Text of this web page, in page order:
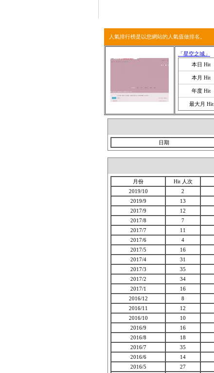
人氣排行榜是以您網站的人氣值做排名。
「星空之城」
本日 Hit
本月 Hit
年度 Hit
最大月 Hit
日期
月份 Hit 人次
2019/10
2
2019/9
13
2017/9
12
2017/8
7
2017/7
11
2017/6
4
2017/5
16
2017/4
31
2017/3
35
2017/2
34
2017/1
16
2016/12
8
2016/11
12
2016/10
10
2016/9
16
2016/8
18
2016/7
35
2016/6
14
2016/5
27